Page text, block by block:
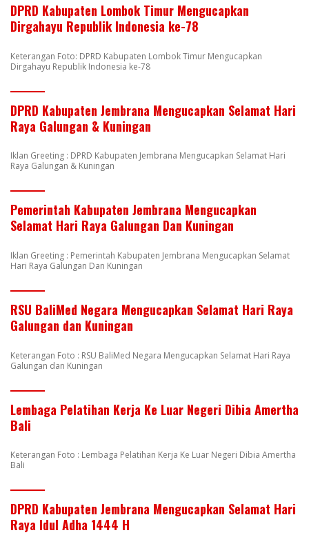
DPRD Kabupaten Lombok Timur Mengucapkan
Dirgahayu Republik Indonesia ke-78
Keterangan Foto: DPRD Kabupaten Lombok Timur Mengucapkan
Dirgahayu Republik Indonesia ke-78
DPRD Kabupaten Jembrana Mengucapkan Selamat Hari
Raya Galungan & Kuningan
Iklan Greeting : DPRD Kabupaten Jembrana Mengucapkan Selamat Hari
Raya Galungan & Kuningan
Pemerintah Kabupaten Jembrana Mengucapkan
Selamat Hari Raya Galungan Dan Kuningan
Iklan Greeting : Pemerintah Kabupaten Jembrana Mengucapkan Selamat
Hari Raya Galungan Dan Kuningan
RSU BaliMed Negara Mengucapkan Selamat Hari Raya
Galungan dan Kuningan
Keterangan Foto : RSU BaliMed Negara Mengucapkan Selamat Hari Raya
Galungan dan Kuningan
Lembaga Pelatihan Kerja Ke Luar Negeri Dibia Amertha
Bali
Keterangan Foto : Lembaga Pelatihan Kerja Ke Luar Negeri Dibia Amertha
Bali
DPRD Kabupaten Jembrana Mengucapkan Selamat Hari
Raya Idul Adha 1444 H